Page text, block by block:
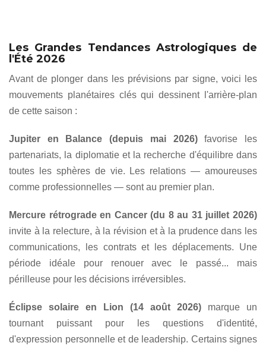
Les Grandes Tendances Astrologiques de
l'Été 2026
Avant de plonger dans les prévisions par signe, voici les
mouvements planétaires clés qui dessinent l'arrière-plan
de cette saison :
Jupiter en Balance (depuis mai 2026)favorise les
partenariats, la diplomatie et la recherche d'équilibre dans
toutes les sphères de vie. Les relations — amoureuses
comme professionnelles — sont au premier plan.
Mercure rétrograde en Cancer (du 8 au 31 juillet 2026)
invite à la relecture, à la révision et à la prudence dans les
communications, les contrats et les déplacements. Une
période idéale pour renouer avec le passé... mais
périlleuse pour les décisions irréversibles.
Éclipse solaire en Lion (14 août 2026) marque un
tournant puissant pour les questions d'identité,
d'expression personnelle et de leadership. Certains signes